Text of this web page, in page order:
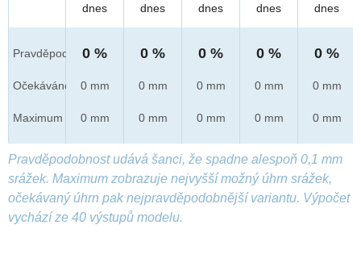
Pravděpod.
Očekáváno
Maximum
dnes
0 %
0 mm
0 mm
dnes
0 %
0 mm
0 mm
dnes
0 %
0 mm
0 mm
dnes
0 %
0 mm
0 mm
dnes
0 %
0 mm
0 mm
Pravděpodobnost udává šanci, že spadne alespoň 0,1 mm
srážek. Maximum zobrazuje nejvyšší možný úhrn srážek,
očekávaný úhrn pak nejpravděpodobnější variantu. Výpočet
vychází ze 40 výstupů modelu.